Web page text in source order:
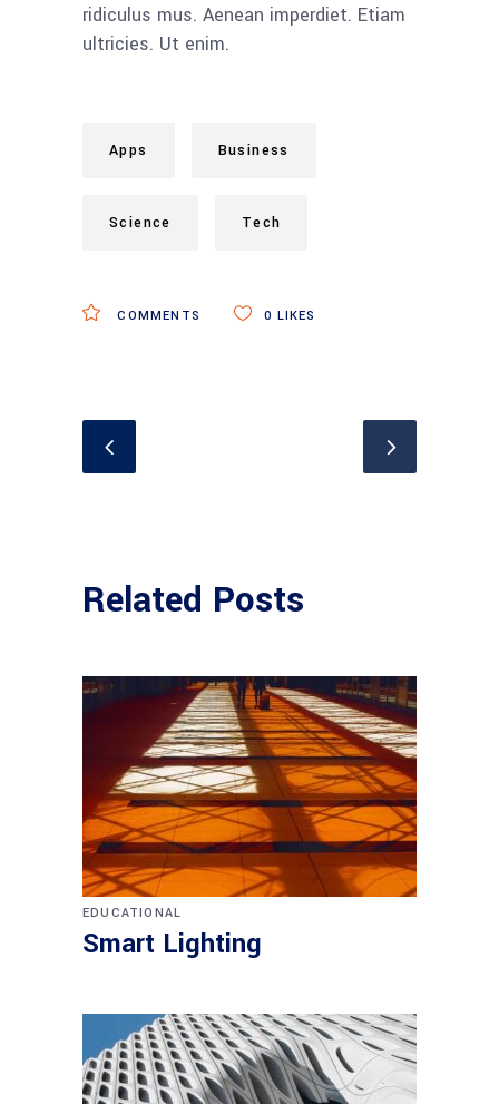
ridiculus mus. Aenean imperdiet. Etiam
ultricies. Ut enim.
Apps Business
Science Tech
COMMENTS 0 LIKES
Related Posts
EDUCATIONAL
Smart Lighting